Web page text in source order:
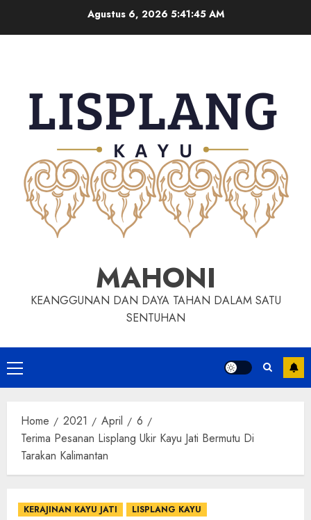
Agustus 6, 2026 5:41:46 AM
MAHONI
KEANGGUNAN DAN DAYA TAHAN DALAM SATU
SENTUHAN
Home 2021 April
6
Terima Pesanan Lisplang Ukir Kayu Jati Bermutu Di
Tarakan Kalimantan
KERAJINAN KAYU JATI LISPLANG KAYU